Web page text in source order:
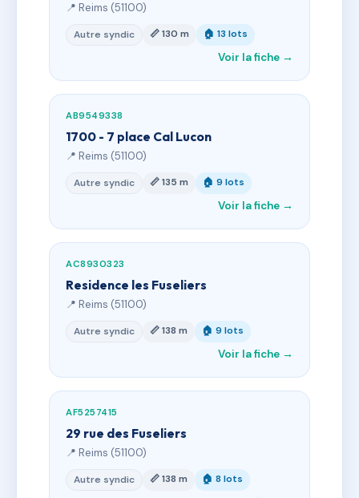
📍 Reims (51100)
Autre syndic 📏 130 m 🏠 13 lots
Voir la fiche →
AB9549338
1700 - 7 place Cal Lucon
📍 Reims (51100)
Autre syndic 📏 135 m 🏠 9 lots
Voir la fiche →
AC8930323
Residence les Fuseliers
📍 Reims (51100)
Autre syndic 📏 138 m 🏠 9 lots
Voir la fiche →
AF5257415
29 rue des Fuseliers
📍 Reims (51100)
Autre syndic 📏 138 m 🏠 8 lots